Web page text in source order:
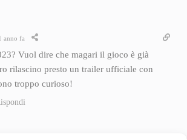
anno fa
Vuol dire che magari il gioco è già
rilascino presto un trailer ufficiale con
troppo curioso!